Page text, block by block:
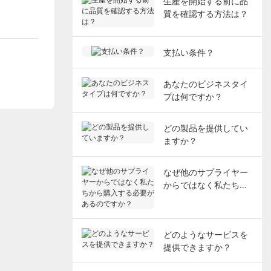
質を確認する方法は？
支払い条件？
あなたのビジネスタイ
プは何ですか？
どの製品を提供してい
ますか？
なぜ他のサプライヤー
からではなく私たちか
どのようなサービスを
提供できますか？